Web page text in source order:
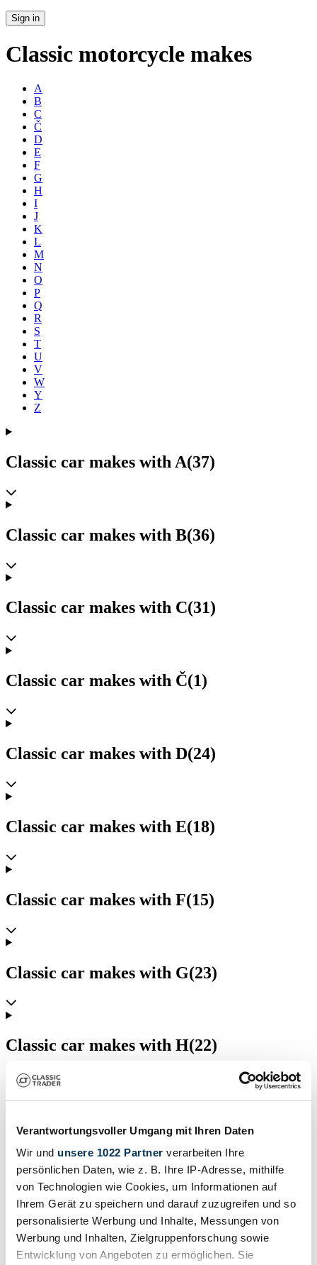
Verantwortungsvoller Umgang mit Ihren Daten
Wir und unsere 1022 Partner verarbeiten Ihre
persönlichen Daten, wie z. B. Ihre IP-Adresse, mithilfe
von Technologien wie Cookies, um Informationen auf
Ihrem Gerät zu speichern und darauf zuzugreifen und so
personalisierte Werbung und Inhalte, Messungen von
Werbung und Inhalten, Zielgruppenforschung sowie
Entwicklung von Angeboten zu ermöglichen. Sie
Sign in
Classic motorcycle makes
A
B
C
Č
D
E
F
G
H
I
J
K
L
M
N
O
P
Q
R
S
T
U
V
W
Y
Z
Classic car makes with A(37)
Classic car makes with B(36)
Classic car makes with C(31)
Classic car makes with Č(1)
Classic car makes with D(24)
Classic car makes with E(18)
Classic car makes with F(15)
Classic car makes with G(23)
Classic car makes with H(22)
Classic car makes with J(4)